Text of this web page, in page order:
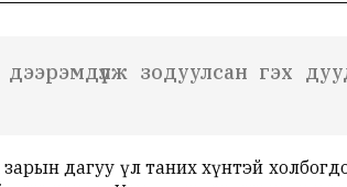
зодуулсан гэх
дагуу үл таних хүнтэй